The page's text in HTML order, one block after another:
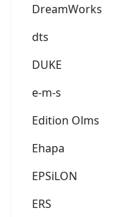
DreamWorks
dts
DUKE
e-m-s
Edition Olms
Ehapa
EPSiLON
ERS